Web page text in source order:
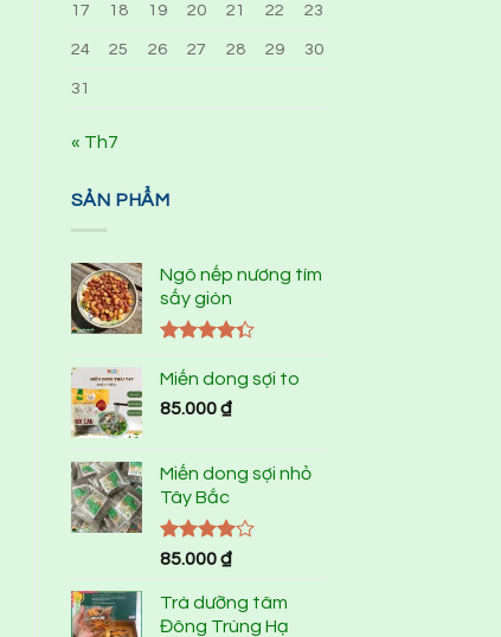
17 18 19 20 21 22 23
24 25 26 27 28 29 30
31
« Th7
SẢN PHẨM
Ngô nếp nương tím
sấy giòn
hạng4.33
Miến dong sợi to
85.000₫
Miến dong sợi nhỏ
Tây Bắc
Được
4.00
5
sao
85.000₫
Trà dưỡng tâm
Đông Trùng Hạ